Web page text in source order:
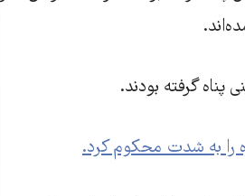
گرفته بودند.
را به شدت محکوم کرد.